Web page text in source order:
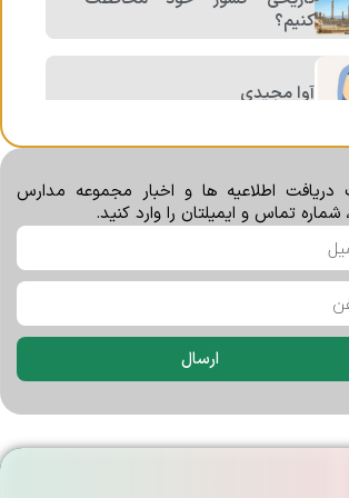
کنیم؟
آوا مجیدی
ویونا اخباری
￼برنامه آغاز سال تحصیلی
میتوان حافظه خود را بهتر
اطلاعیه ها و اخبار مجموعه مدارس
شماره تماس و ایمیلتان را وارد کنید.
ارسال